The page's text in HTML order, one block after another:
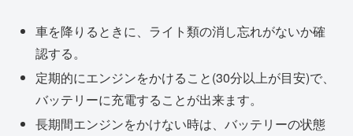
車を降りるときに、ライト類の消し忘れがないか確
認する。
定期的にエンジンをかけること(30分以上が目安)で、
バッテリーに充電することが出来ます。
長期間エンジンをかけない時は、バッテリーの状態